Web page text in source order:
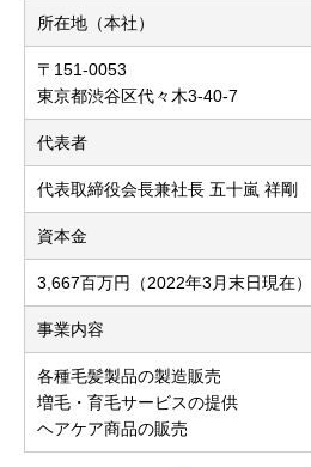
所在地（本社）
〒151-0053
東京都渋谷区代々木3-40-7
代表者
代表取締役会長兼社長 五十嵐 祥剛
資本金
3,667百万円（2022年3月末日現在）
事業内容
各種毛髪製品の製造販売
増毛・育毛サービスの提供
ヘアケア商品の販売